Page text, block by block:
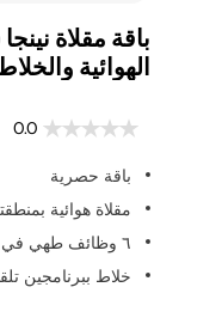
باقة مقلاة
الهوائية
0.0
باقة حصرية
مقلاة هوائية
٦ وظائف طهي في المقلاة الهوائية
خلاط ببرنامجين